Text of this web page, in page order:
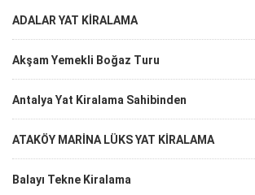
ADALAR YAT KİRALAMA
Akşam Yemekli Boğaz Turu
Antalya Yat Kiralama Sahibinden
ATAKÖY MARİNA LÜKS YAT KİRALAMA
Balayı Tekne Kiralama